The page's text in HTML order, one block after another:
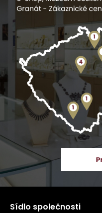
Sídlo společnosti